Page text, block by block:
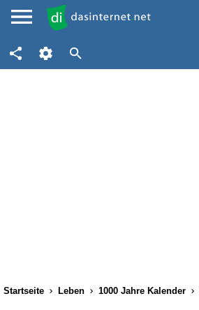
Startseite Leben 1000 Jahre Kalender